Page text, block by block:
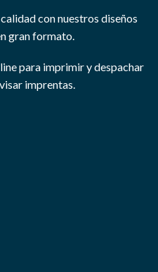
con nuestros diseños
gran formato.
para imprimir y despachar
imprentas.